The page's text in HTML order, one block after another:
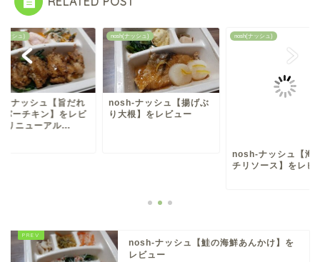
ッシュ)
ナッシュ【旨だれ
パーチキン】をレビ
|リニューアル...
nosh(ナッシュ)
nosh-ナッシュ【揚げぶ
り大根】をレビュー
nosh(ナッシュ)
nosh-ナッシュ【海
チリソース】をレビ
nosh-ナッシュ【鮭の海鮮あんかけ】を
レビュー